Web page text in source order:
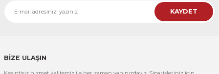
500,00 TL KAYDET
BİZE ULAŞIN